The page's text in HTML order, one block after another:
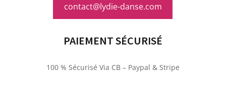
contact@lydie-danse.com
PAIEMENT SÉCURISÉ
100 % Sécurisé Via CB – Paypal & Stripe